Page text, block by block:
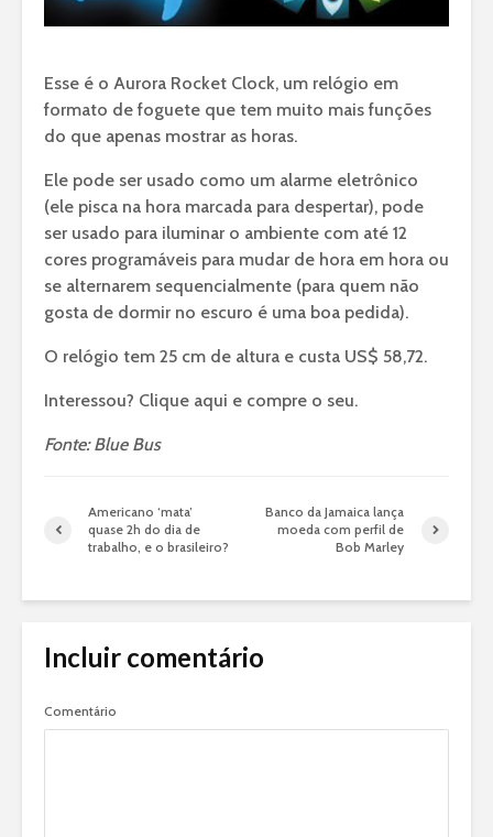
Esse é o Aurora Rocket Clock, um relógio em
formato de foguete que tem muito mais funções
do que apenas mostrar as horas.
Ele pode ser usado como um alarme eletrônico
(ele pisca na hora marcada para despertar), pode
ser usado para iluminar o ambiente com até 12
cores programáveis para mudar de hora em hora ou
se alternarem sequencialmente (para quem não
gosta de dormir no escuro é uma boa pedida).
O relógio tem 25 cm de altura e custa US$ 58,72.
Interessou? Clique aqui e compre o seu.
Fonte: Blue Bus
Americano ‘mata’
quase 2h do dia de
trabalho, e o brasileiro?
Banco da Jamaica lança
moeda com perfil de
Bob Marley
Incluir comentário
Comentário